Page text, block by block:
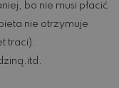
bo nie musi płacić
nie otrzymuje
traci).